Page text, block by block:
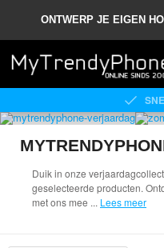
ONTWERP JE EIGEN
Duik in onze
geselecteerde producten.
met ons mee ... Lees meer